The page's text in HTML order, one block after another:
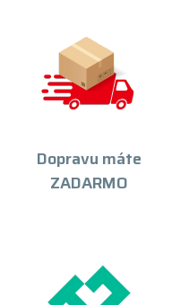
Dopravu máte
ZADARMO